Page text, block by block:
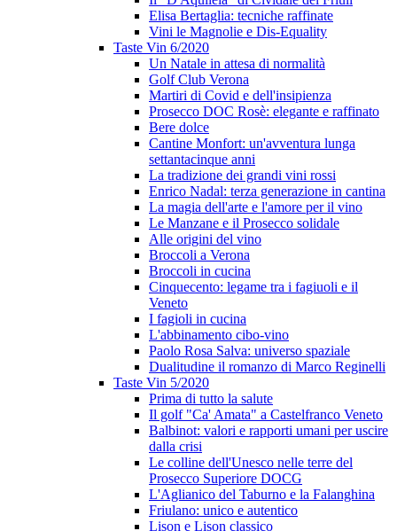
Elisa Bertaglia: tecniche raffinate
Vini le Magnolie e Dis-Equality
Taste Vin 6/2020
Un Natale in attesa di normalità
Golf Club Verona
Martiri di Covid e dell'insipienza
Prosecco DOC Rosè: elegante e raffinato
Bere dolce
Cantine Monfort: un'avventura lunga
settantacinque anni
La tradizione dei grandi vini rossi
Enrico Nadal: terza generazione in cantina
La magia dell'arte e l'amore per il vino
Le Manzane e il Prosecco solidale
Alle origini del vino
Broccoli a Verona
Broccoli in cucina
Cinquecento: legame tra i fagiuoli e il
Veneto
I fagioli in cucina
L'abbinamento cibo-vino
Paolo Rosa Salva: universo spaziale
Dualitudine il romanzo di Marco Reginelli
Taste Vin 5/2020
Prima di tutto la salute
Il golf "Ca' Amata" a Castelfranco Veneto
Balbinot: valori e rapporti umani per uscire
dalla crisi
Le colline dell'Unesco nelle terre del
Prosecco Superiore DOCG
L'Aglianico del Taburno e la Falanghina
Friulano: unico e autentico
Lison e Lison classico